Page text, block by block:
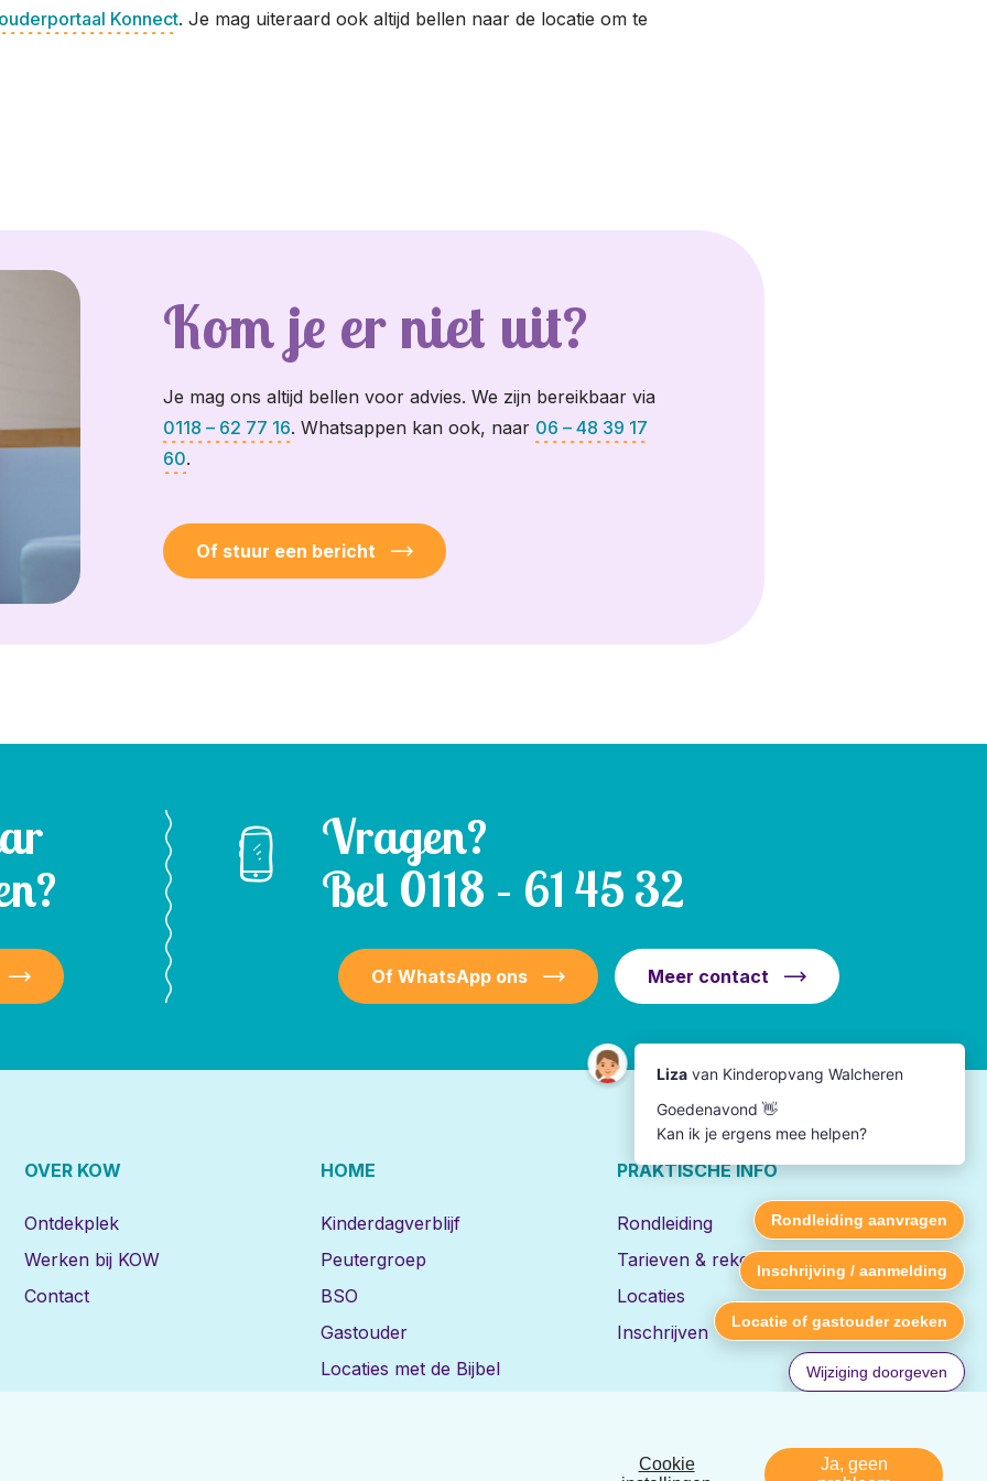
Konnect. Je mag uiteraard ook altijd bellen naar de locatie om te
Kom je er niet uit?
Je mag ons altijd bellen voor advies. We zijn bereikbaar via
0118 – 62 77 16. Whatsappen kan ook, naar 06 – 48 39 17
60.
Of stuur een bericht
Vragen?
Bel 0118 – 61 45 32
Of WhatsApp ons Meer contact
OVER KOW
Ontdekplek
Werken bij KOW
Contact
HOME
Kinderdagverblijf
Peutergroep
BSO
Gastouder
Locaties met de Bijbel
PRAKTISCHE INFO
Rondleiding
Tarieven & rekentool
Locaties
Inschrijven
Disclaimer Privacy Realisatie:Nedbase
Cookie
Ja, geen